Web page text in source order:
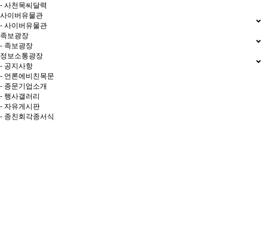
- 사천목씨달력
사이버유물관
- 사이버유물관
족보광장
- 족보광장
정보소통광장
- 공지사항
- 언론에비친목문
- 종문기업소개
- 행사갤러리
- 자유게시판
- 종친회각종서식